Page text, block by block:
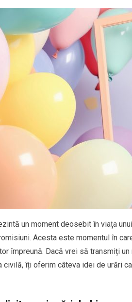
un moment deosebit în viața
Acesta este momentul în
împreună. Dacă vrei să transmiți
civilă, îți oferim câteva idei de urări